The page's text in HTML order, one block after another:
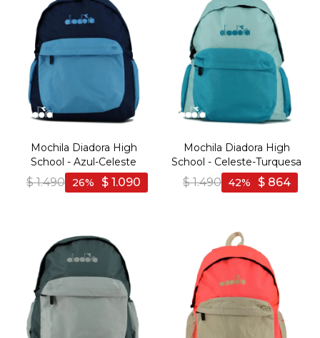
Mochila Diadora High
School - Azul-Celeste
$ 1.490 $ 1.090
26
Mochila Diadora High
School - Celeste-Turquesa
$ 1.490 $ 864
42